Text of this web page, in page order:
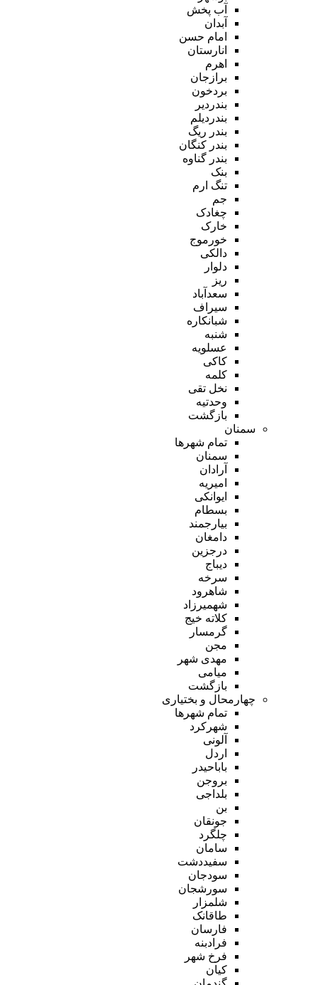
آب پخش
آبدان
امام حسن
انارستان
اهرم
برازجان
بردخون
بندردیر
بندردیلم
بندر ریگ
بندر کنگان
بندر گناوه
بنک
تنگ ارم
جم
چغادک
خارک
خورموج
دالکی
دلوار
ریز
سعدآباد
سیراف
شبانکاره
شنبه
عسلویه
کاکی
کلمه
نخل تقی
وحدتیه
بازگشت
سمنان
تمام شهر‌ها
سمنان
آرادان
امیریه
ایوانکی
بسطام
بیارجمند
دامغان
درجزین
دیباج
سرخه
شاهرود
شهمیرزاد
کلاته خیج
گرمسار
مجن
مهدی شهر
میامی
بازگشت
چهارمحال و بختیاری
تمام شهر‌ها
شهرکرد
آلونی
اردل
باباحیدر
بروجن
بلداجی
بن
جونقان
چلگرد
سامان
سفیددشت
سودجان
سورشجان
شلمزار
طاقانک
فارسان
فرادبنه
فرخ شهر
کیان